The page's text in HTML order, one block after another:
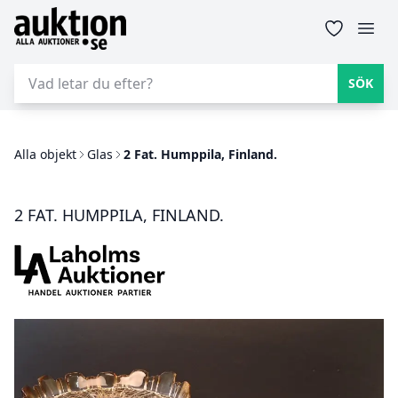
Auktion.se
SÖK
Alla objekt Glas 2 Fat. Humppila, Finland.
2 FAT. HUMPPILA, FINLAND.